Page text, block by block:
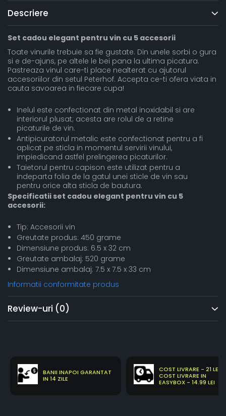
Descriere
Set cadou elegant pentru vin cu 5 accesorii
Toate vinurile trebuie sa fie gustate. Din unele sorbi o gura
si e de-ajuns, pe altele le bei pana la ultima picatura.
Pastreaza vinul care-ti place nealterat cu ajutorul
accesoriilor din setul Peterhof. Accepta ce-ti ofera viata in
cauta savoarea in fiecare cupa!
Inelul este confectionat din metal inoxidabil si are
interiorul plusat; acesta are rolul de a retine
picaturile de vin.
Antipicuratorul metalic este confectionat pentru a fi
aplicat pe sticla in momentul servirii vinului,
impiedicand astfel prelingerea picaturilor.
Taietorul pentru capison este utilizat pentru a
indeparta folia de la gatul unei sticle de vin sau
pentru orice alta sticla de bautura.
Specificatii set cadou elegant pentru vin cu 5
accesorii:
Tip: Accesorii vin
Greutate produs: 450 grame
Dimensiune produs: 6.5 x 32 cm
Greutate ambalaj: 520 grame
Dimensiune ambalaj: 7.5 x 7.5 x 33 cm
Informatii conformitate produs
Review-uri (0)
BANII INAPOI GARANTAT
IN 14 ZILE
COST LIVRARE - 21 LEI
COST LIVRARE IN
EASYBOX - 14.99 LEI